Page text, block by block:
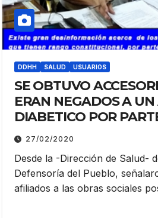
DDHH SALUD USUARIOS
SE OBTUVO
ERAN NEGADOS A
DIABETICO POR
OBRA SOCIAL
27/02/2020
Desde la -Dirección de Salud-
Defensoría del Pueblo,
afiliados a las obras sociales